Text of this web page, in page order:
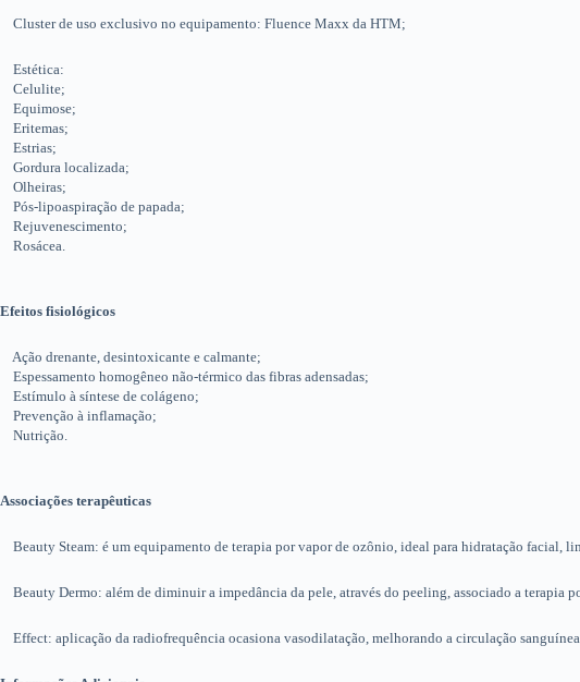
Cluster de uso exclusivo no equipamento: Fluence Maxx da HTM;
Estética:
Celulite;
Equimose;
Eritemas;
Estrias;
Gordura localizada;
Olheiras;
Pós-lipoaspiração de papada;
Rejuvenescimento;
Rosácea.
Efeitos fisiológicos
Ação drenante, desintoxicante e calmante;
Espessamento homogêneo não-térmico das fibras adensadas;
Estímulo à síntese de colágeno;
Prevenção à inflamação;
Nutrição.
Associações terapêuticas
Beauty Steam: é um equipamento de terapia por vapor de ozônio, ideal para hidratação facial,
Beauty Dermo: além de diminuir a impedância da pele, através do peeling, associado a terapia
Effect: aplicação da radiofrequência ocasiona vasodilatação, melhorando a circulação